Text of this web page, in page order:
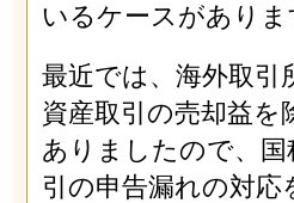
いるケースがありま
最近では、海外取引
資産取引の売却益を
ありましたので、国
引の申告漏れの対応